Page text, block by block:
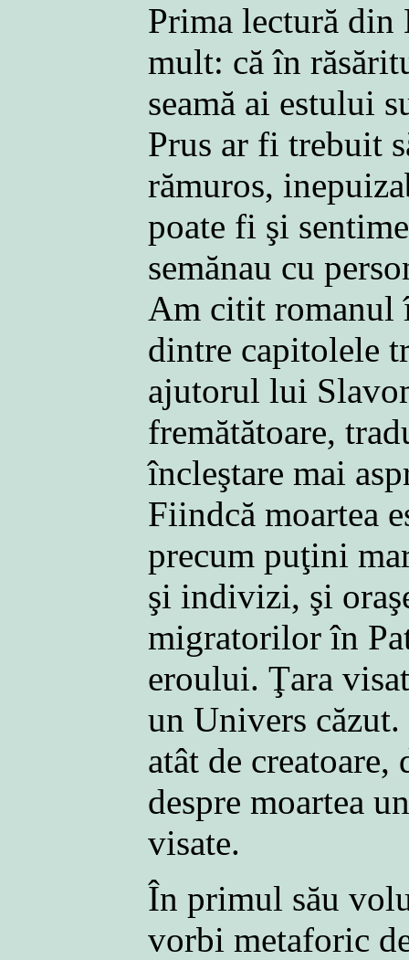
Prima lectură din
mult: că în
seamă ai estului
Prus ar fi trebuit
rămuros,
poate fi şi
semănau cu
Am citit romanul
dintre capitolele
ajutorul lui
fremătătoare,
încleştare mai
Fiindcă moartea
precum puţini
şi indivizi, şi
migratorilor în
eroului. Ţara
un Univers
atât de
despre moartea
visate.
În primul său
vorbi metaforic